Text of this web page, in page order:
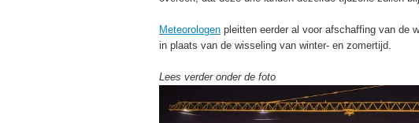
Meteorologen pleitten eerder al voor afschaffing van de
in plaats van de wisseling van winter- en zomertijd.
Lees verder onder de foto